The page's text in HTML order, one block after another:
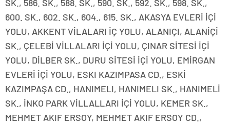
SK., 586. SK., 588. SK., 590. SK., 592. SK., 598. SK.,
600. SK., 602. SK., 604., 615. SK., AKASYA EVLERİ İÇİ
YOLU, AKKENT VİLALARI İÇ YOLU, ALANIÇI, ALANİÇİ
SK., ÇELEBİ VİLLALARI İÇİ YOLU, ÇINAR SİTESİ İÇİ
YOLU, DİLBER SK., DURU SİTESİ İÇİ YOLU, EMİRGAN
EVLERİ İÇİ YOLU, ESKI KAZIMPASA CD., ESKİ
KAZIMPAŞA CD., HANIMELI, HANIMELI SK., HANIMELİ
SK., İNKO PARK VİLLALLARI İÇİ YOLU, KEMER SK.,
MEHMET AKIF ERSOY, MEHMET AKIF ERSOY CD.,